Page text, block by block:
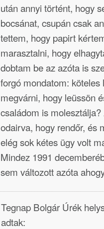
után annyi történt, hogy
bocsánat, csupán csak
tettem, hogy papirt
marasztalni, hogy
dobtam be az azóta is
forgó mondatom: köteles
megvárni, hogy leüssön
családom is
odairva, hogy rendőr, és
elég sok kétes ügy volt
Mindez 1991
sem változott azóta
Tegnap Bolgár Úrék
adtak: